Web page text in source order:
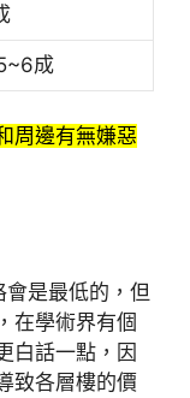
成
周邊有無嫌惡
是最低的，但
在學術界有個
白話一點，因
致各層樓的價